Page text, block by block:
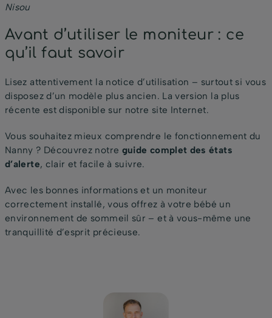
Nisou
Avant d’utiliser le moniteur : ce
qu’il faut savoir
Lisez attentivement la notice d’utilisation – surtout si vous
disposez d’un modèle plus ancien. La version la plus
récente est disponible sur notre site Internet.
Vous souhaitez mieux comprendre le fonctionnement du
Nanny ? Découvrez notre guide complet des états
d’alerte, clair et facile à suivre.
Avec les bonnes informations et un moniteur
correctement installé, vous offrez à votre bébé un
environnement de sommeil sûr – et à vous-même une
tranquillité d’esprit précieuse.